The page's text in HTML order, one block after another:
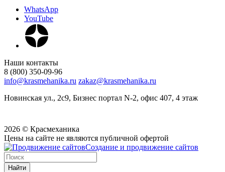
WhatsApp
YouTube
Наши контакты
8 (800) 350-09-96
info@krasmehanika.ru zakaz@krasmehanika.ru
Новинская ул., 2с9, Бизнес портал N-2, офис 407, 4 этаж
2026 © Красмеханика
Цены на сайте не являются публичной офертой
Создание и продвижение сайтов
Найти